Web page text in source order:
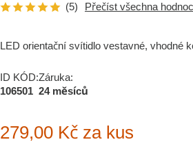
(5) Přečíst všechna
LED orientační svítidlo vestavné, vhodné
ID KÓD:
106501
Záruka:
24 měsíců
279,00 Kč za kus